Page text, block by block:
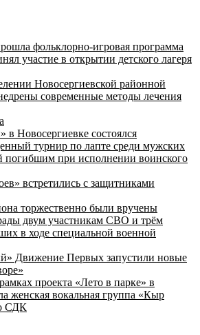
фольклорно-игровая программа
участие в открытии детского лагеря
Новосергиевской районной
современные методы лечения
в Новосергиевке состоялся
турнир по лапте среди мужских
погибшим при исполнении воинского
встретились с защитниками
торжественно были вручены
двум участникам СВО и трём
в ходе специальной военной
Движение Первых запустили новые
проекта «Лето в парке» в
женская вокальная группа «Кыр
СДК